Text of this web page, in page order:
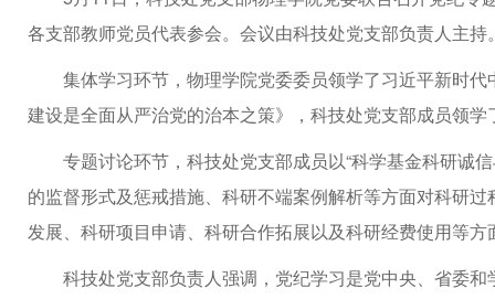
各支部教师党员代表参会。会议由科技处党支部负责人主持
集体学习环节，物理学院党委委员领学了习近平新时
建设是全面从严治党的治本之策》，科技处党支部成员领
专题讨论环节，科技处党支部成员以“科学基金科研诚
的监督形式及惩戒措施、科研不端案例解析等方面对科研
发展、科研项目申请、科研合作拓展以及科研经费使用等
科技处党支部负责人强调，党纪学习是党中央、省委